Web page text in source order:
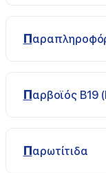
Παρβοϊός B19
Παρωτίτιδα